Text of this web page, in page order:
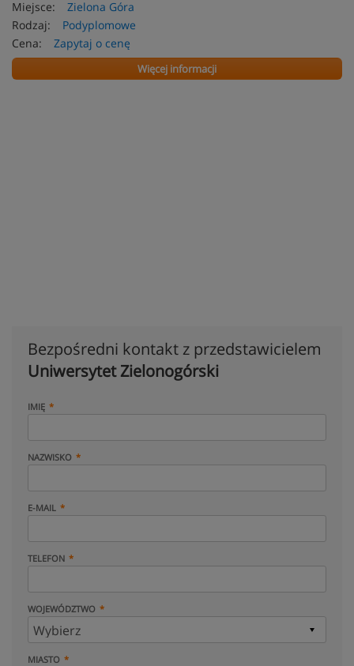
Miejsce:
Zielona Góra
Rodzaj:
Podyplomowe
Cena:
Zapytaj o cenę
Więcej informacji
Bezpośredni kontakt z przedstawicielem
Uniwersytet Zielonogórski
IMIĘ
NAZWISKO
E-MAIL
TELEFON
WOJEWÓDZTWO
MIASTO